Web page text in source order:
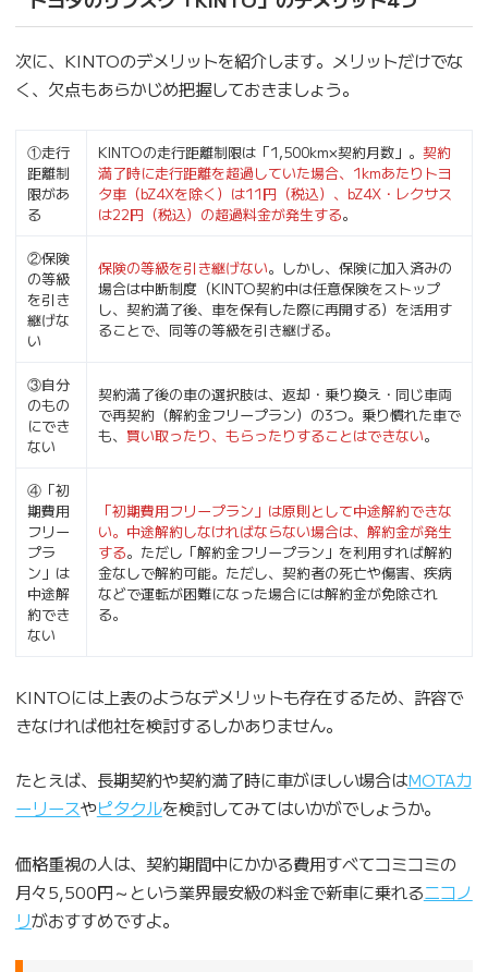
次に、KINTOのデメリットを紹介します。メリットだけでな
く、欠点もあらかじめ把握しておきましょう。
①走行
距離制
限があ
る
KINTOの走行距離制限は「1,500km×契約月数」。 契約
満了時に走行距離を超過していた場合、1kmあたりトヨ
タ車（bZ4Xを除く）は11円（税込）、bZ4X・レクサス
は22円（税込）の超過料金が発生する。
②保険
の等級
を引き
継げな
い
保険の等級を引き継げない。しかし、保険に加入済みの
場合は中断制度（KINTO契約中は任意保険をストップ
し、契約満了後、車を保有した際に再開する）を活用す
ることで、同等の等級を引き継げる。
③自分
のもの
にでき
ない
契約満了後の車の選択肢は、返却・乗り換え・同じ車両
で再契約（解約金フリープラン）の3つ。乗り慣れた車で
も、 買い取ったり、もらったりすることはできない。
④「初
期費用
フリー
プラ
ン」は
中途解
約でき
ない
「初期費用フリープラン」は原則として中途解約できな
い。中途解約しなければならない場合は、解約金が発生
する。ただし「解約金フリープラン」を利用すれば解約
金なしで解約可能。ただし、契約者の死亡や傷害、疾病
などで運転が困難になった場合には解約金が免除され
る。
KINTOには上表のようなデメリットも存在するため、許容で
きなければ他社を検討するしかありません。
たとえば、長期契約や契約満了時に車がほしい場合はMOTAカ
ーリースやピタクルを検討してみてはいかがでしょうか。
価格重視の人は、契約期間中にかかる費用すべてコミコミの
月々5,500円～という業界最安級の料金で新車に乗れるニコノ
リがおすすめですよ。